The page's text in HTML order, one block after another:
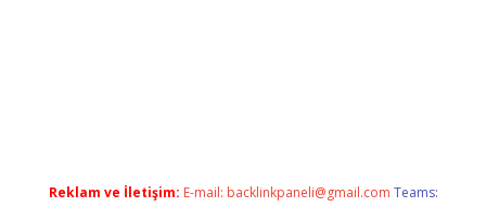
Reklam ve İletişim: E-mail: backlinkpaneli@gmail.com Teams: